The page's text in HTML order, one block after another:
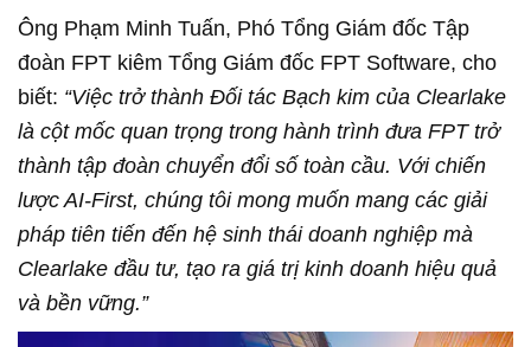
Ông Phạm Minh Tuấn, Phó Tổng Giám đốc Tập
đoàn FPT kiêm Tổng Giám đốc FPT Software, cho
biết: “Việc trở thành Đối tác Bạch kim của Clearlake
là cột mốc quan trọng trong hành trình đưa FPT trở
thành tập đoàn chuyển đổi số toàn cầu. Với chiến
lược AI-First, chúng tôi mong muốn mang các giải
pháp tiên tiến đến hệ sinh thái doanh nghiệp mà
Clearlake đầu tư, tạo ra giá trị kinh doanh hiệu quả
và bền vững.”